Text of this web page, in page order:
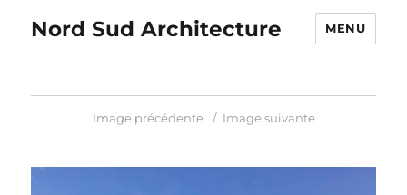
Nord Sud Architecture MENU
Image précédente Image suivante